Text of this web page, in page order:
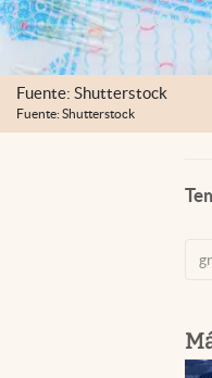
Fuente: Shutterstock
Fuente: Shutterstock